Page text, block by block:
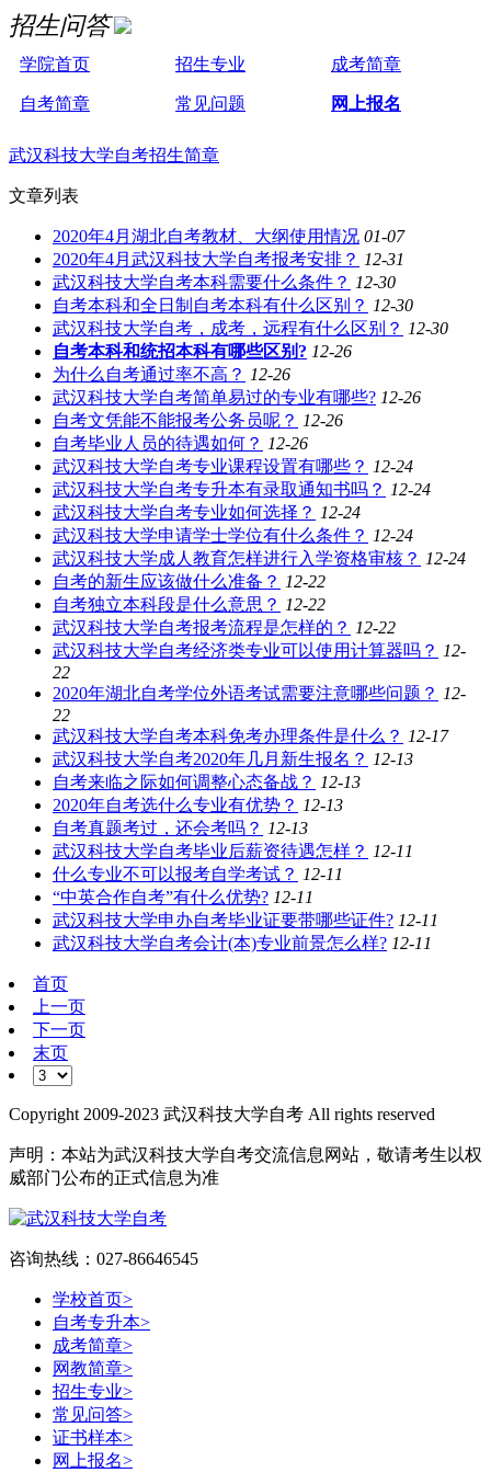
招生问答
学院首页 招生专业 成考简章
自考简章 常见问题 网上报名
武汉科技大学自考招生简章
文章列表
2020年4月湖北自考教材、大纲使用情况 01-07
2020年4月武汉科技大学自考报考安排？ 12-31
武汉科技大学自考本科需要什么条件？ 12-30
自考本科和全日制自考本科有什么区别？ 12-30
武汉科技大学自考，成考，远程有什么区别？ 12-30
自考本科和统招本科有哪些区别? 12-26
为什么自考通过率不高？ 12-26
武汉科技大学自考简单易过的专业有哪些? 12-26
自考文凭能不能报考公务员呢？ 12-26
自考毕业人员的待遇如何？ 12-26
武汉科技大学自考专业课程设置有哪些？ 12-24
武汉科技大学自考专升本有录取通知书吗？ 12-24
武汉科技大学自考专业如何选择？ 12-24
武汉科技大学申请学士学位有什么条件？ 12-24
武汉科技大学成人教育怎样进行入学资格审核？ 12-24
自考的新生应该做什么准备？ 12-22
自考独立本科段是什么意思？ 12-22
武汉科技大学自考报考流程是怎样的？ 12-22
武汉科技大学自考经济类专业可以使用计算器吗？ 12-
22
2020年湖北自考学位外语考试需要注意哪些问题？ 12-
22
武汉科技大学自考本科免考办理条件是什么？ 12-17
武汉科技大学自考2020年几月新生报名？ 12-13
自考来临之际如何调整心态备战？ 12-13
2020年自考选什么专业有优势？ 12-13
自考真题考过，还会考吗？ 12-13
武汉科技大学自考毕业后薪资待遇怎样？ 12-11
什么专业不可以报考自学考试？ 12-11
“中英合作自考”有什么优势? 12-11
武汉科技大学申办自考毕业证要带哪些证件? 12-11
武汉科技大学自考会计(本)专业前景怎么样? 12-11
首页
上一页
下一页
末页
Copyright 2009-2023 武汉科技大学自考 All rights reserved
声明：本站为武汉科技大学自考交流信息网站，敬请考生以权
威部门公布的正式信息为准
咨询热线：027-86646545
学校首页>
自考专升本>
成考简章>
网教简章>
招生专业>
常见问答>
证书样本>
网上报名>